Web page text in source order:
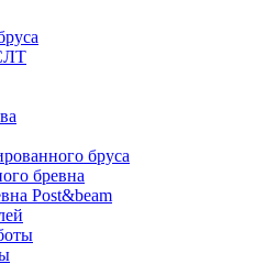
бруса
бревна
Post&beam